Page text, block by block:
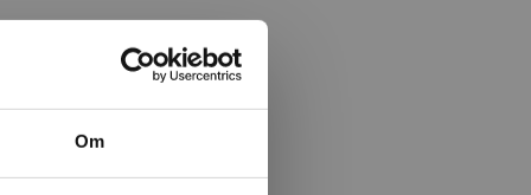
Om
Universitetssjukhuset,